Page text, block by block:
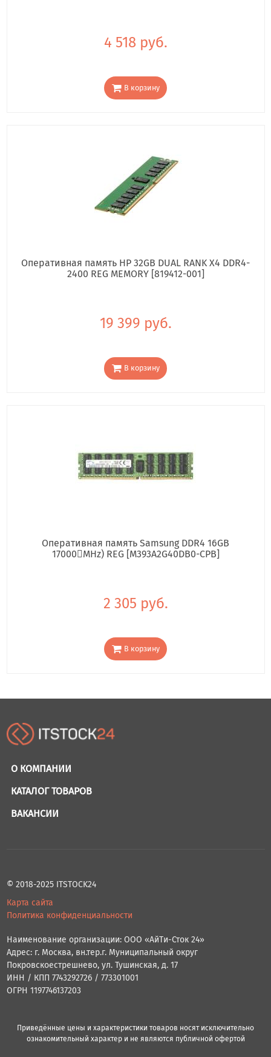
4 518 руб.
В корзину
Оперативная память HP 32GB DUAL RANK X4 DDR4-
2400 REG MEMORY [819412-001]
19 399 руб.
В корзину
Оперативная память Samsung DDR4 16GB
17000񢋕MHz) REG [M393A2G40DB0-CPB]
2 305 руб.
В корзину
О КОМПАНИИ
КАТАЛОГ ТОВАРОВ
ВАКАНСИИ
© 2018-2025 ITSTOCK24
Карта сайта
Политика конфиденциальности
Наименование организации: ООО «АйТи-Сток 24»
Адрес: г. Москва, вн.тер.г. Муниципальный округ
Покровскоестрешнево, ул. Тушинская, д. 17
ИНН / КПП 7743292726 / 773301001
ОГРН 1197746137203
Приведённые цены и характеристики товаров носят исключительно
ознакомительный характер и не являются публичной офертой